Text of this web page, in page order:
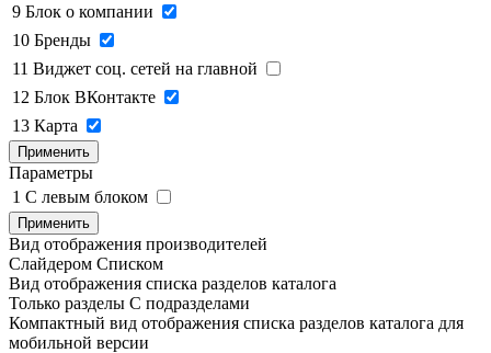
9 Блок о компании
10 Бренды
11 Виджет соц. сетей на главной
12 Блок ВКонтакте
13 Карта
Применить
Параметры
1 C левым блоком
Применить
Вид отображения производителей
Слайдером Списком
Вид отображения списка разделов каталога
Только разделы С подразделами
Компактный вид отображения списка разделов каталога для
мобильной версии